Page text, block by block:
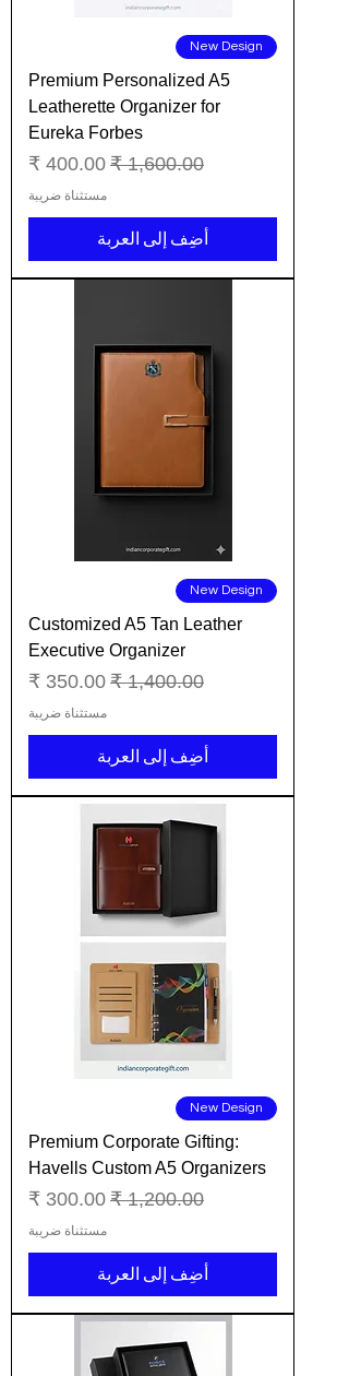
New Design
Premium Personalized A5
Leatherette Organizer for
Eureka Forbes
سعر عادي سعر البيع
مستثناة ضريبة
أضِف إلى العربة
New Design
Customized A5 Tan Leather
Executive Organizer
سعر عادي سعر البيع
مستثناة ضريبة
أضِف إلى العربة
New Design
Premium Corporate Gifting:
Havells Custom A5 Organizers
سعر عادي سعر البيع
مستثناة ضريبة
أضِف إلى العربة